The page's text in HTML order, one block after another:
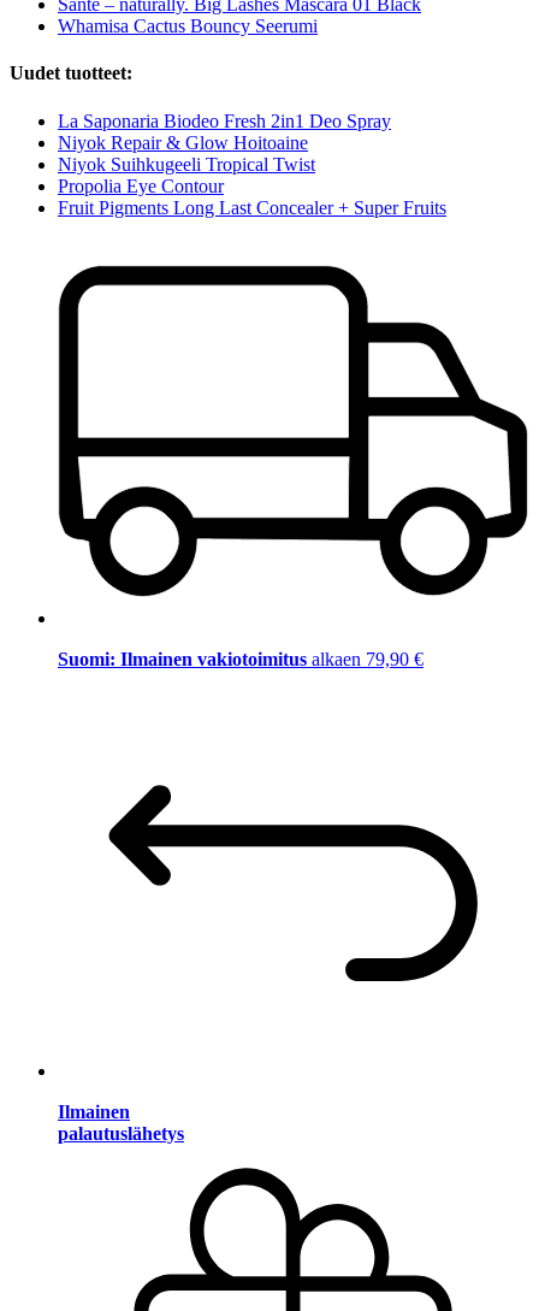
Santé – naturally. Big Lashes Mascara 01 Black
Whamisa Cactus Bouncy Seerumi
Uudet tuotteet:
La Saponaria Biodeo Fresh 2in1 Deo Spray
Niyok Repair & Glow Hoitoaine
Niyok Suihkugeeli Tropical Twist
Propolia Eye Contour
Fruit Pigments Long Last Concealer + Super Fruits
Suomi: Ilmainen vakiotoimitus alkaen 79,90 €
Ilmainen
palautuslähetys